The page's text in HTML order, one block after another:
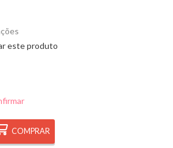
este produto
COMPRAR